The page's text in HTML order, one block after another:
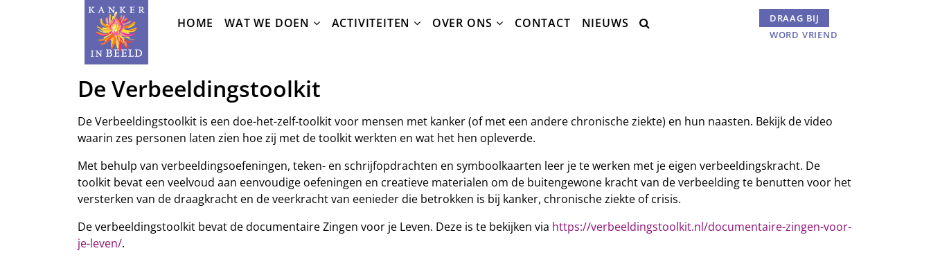
HOME WAT WE DOEN ACTIVITEITEN OVER ONS CONTACT NIEUWS 
DRAAG BIJ
WORD VRIEND
De Verbeeldingstoolkit
De Verbeeldingstoolkit is een doe-het-zelf-toolkit voor mensen met kanker (of met een andere chronische ziekte) en hun naasten. Bekijk de video
waarin zes personen laten zien hoe zij met de toolkit werkten en wat het hen opleverde.
Met behulp van verbeeldingsoefeningen, teken- en schrijfopdrachten en symboolkaarten leer je te werken met je eigen verbeeldingskracht. De
toolkit bevat een veelvoud aan eenvoudige oefeningen en creatieve materialen om de buitengewone kracht van de verbeelding te benutten voor het
versterken van de draagkracht en de veerkracht van eenieder die betrokken is bij kanker, chronische ziekte of crisis.
De verbeeldingstoolkit bevat de documentaire Zingen voor je Leven. Deze is te bekijken via https://verbeeldingstoolkit.nl/documentaire-zingen-voor-
je-leven/.